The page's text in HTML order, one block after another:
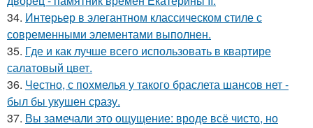
34. Интерьер в элегантном классическом стиле с
современными элементами выполнен.
35. Где и как лучше всего использовать в квартире
салатовый цвет.
36. Честно, с похмелья у такого браслета шансов нет -
был бы укушен сразу.
37. Вы замечали это ощущение: вроде всё чисто, но